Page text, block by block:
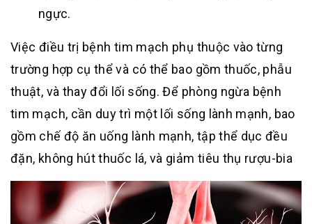
ngực.
Việc điều trị bệnh tim mạch phụ thuộc vào từng
trường hợp cụ thể và có thể bao gồm thuốc, phẫu
thuật, và thay đổi lối sống. Để phòng ngừa bệnh
tim mạch, cần duy trì một lối sống lành mạnh, bao
gồm chế độ ăn uống lành mạnh, tập thể dục đều
đặn, không hút thuốc lá, và giảm tiêu thụ rượu-bia